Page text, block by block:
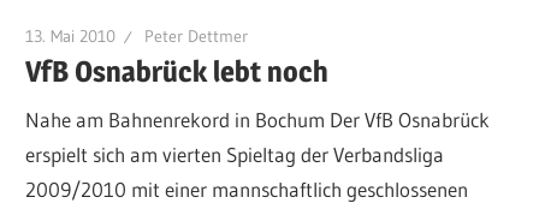
13. Mai 2010 Peter Dettmer
VfB Osnabrück lebt noch
Nahe am Bahnenrekord in Bochum Der VfB Osnabrück
erspielt sich am vierten Spieltag der Verbandsliga
2009/2010 mit einer mannschaftlich geschlossenen